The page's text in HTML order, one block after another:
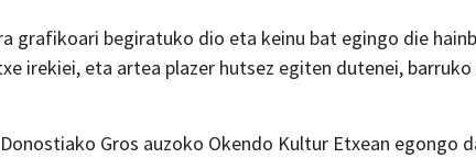
grafikoari begiratuko dio eta keinu bat egingo die
irekiei, eta artea plazer hutsez egiten dutenei, barruko
Gros auzoko Okendo Kultur Etxean egongo